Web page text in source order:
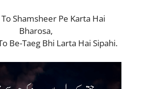
Shamsheer Pe Karta Hai
Bharosa,
Be-Taeg Bhi Larta Hai Sipahi.